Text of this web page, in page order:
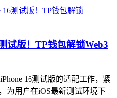
试版！TP钱包解锁Web3
16测试版的适配工作，紧
为用户在iOS最新测试环境下